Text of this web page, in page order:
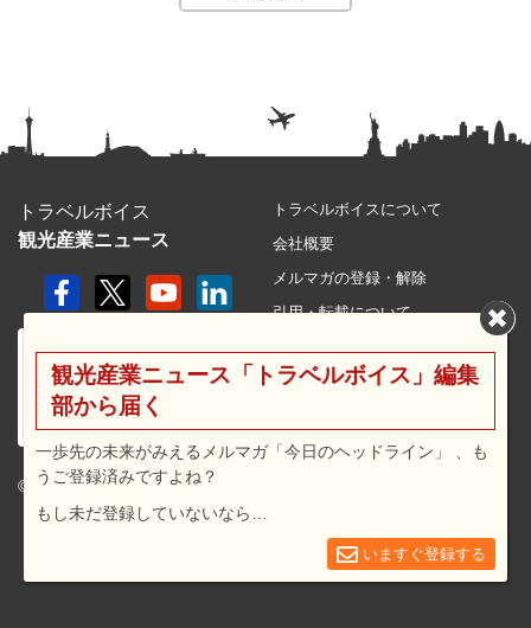
トラベルボイス
観光産業ニュース
© 2026 travel voice.
トラベルボイスについて
会社概要
メルマガの登録・解除
引用・転載について
利用規約
広告メニュー・料金
観光産業ニュース「トラベルボイス」編集
部から届く
一歩先の未来がみえるメルマガ「今日のヘッドライン」 、も
うご登録済みですよね？
もし未だ登録していないなら…
いますぐ登録する